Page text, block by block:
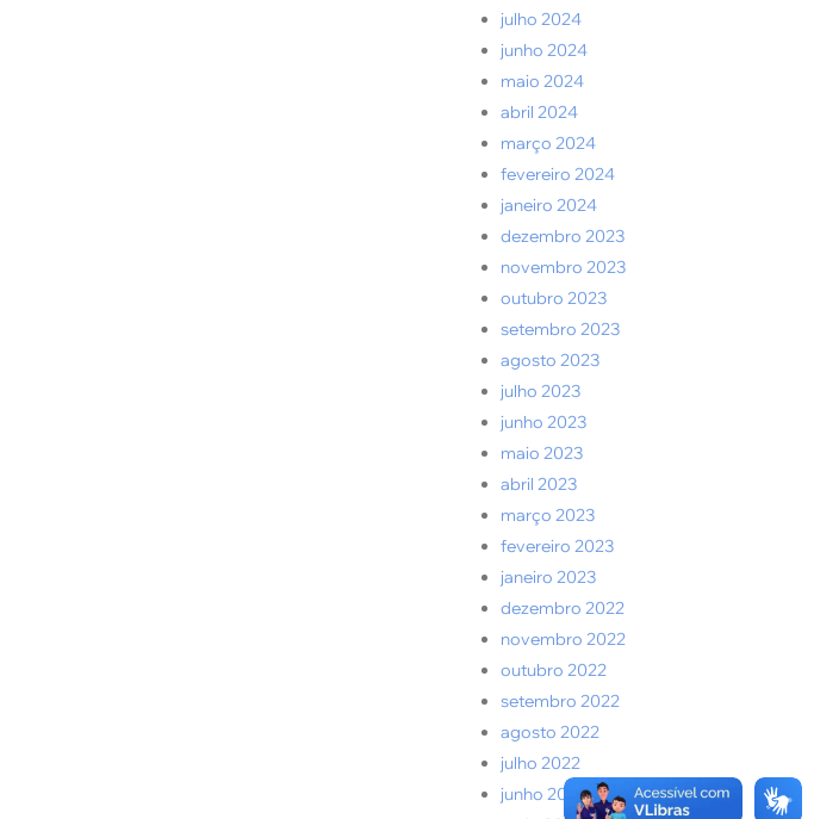
julho 2024
junho 2024
maio 2024
abril 2024
março 2024
fevereiro 2024
janeiro 2024
dezembro 2023
novembro 2023
outubro 2023
setembro 2023
agosto 2023
julho 2023
junho 2023
maio 2023
abril 2023
março 2023
fevereiro 2023
janeiro 2023
dezembro 2022
novembro 2022
outubro 2022
setembro 2022
agosto 2022
julho 2022
junho 2022